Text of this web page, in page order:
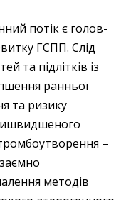
потік є голов­
ГСПП. Слід
та підлітків із
ранньої
та ризику
–
методів